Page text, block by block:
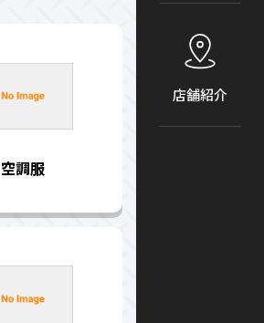
店舗紹介
空調服